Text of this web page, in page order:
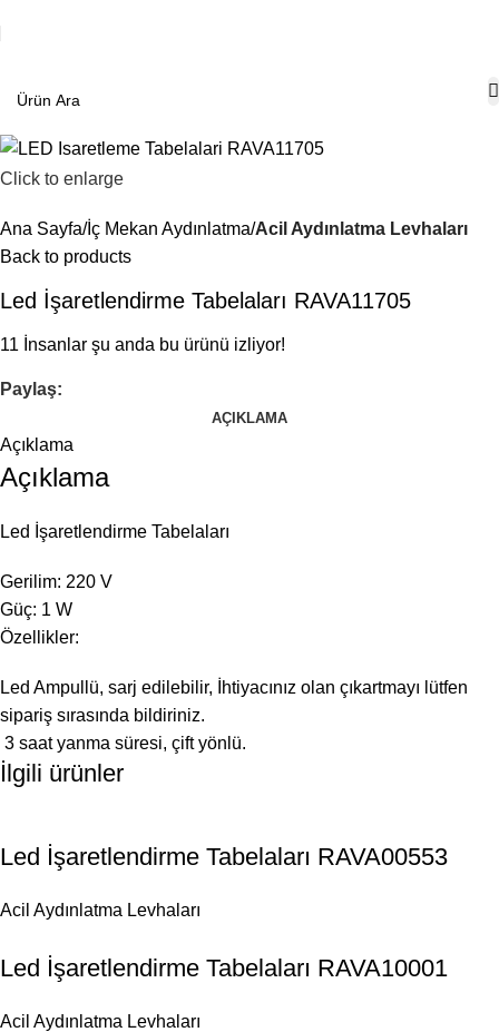
Click to enlarge
Ana Sayfa İç Mekan Aydınlatma Acil Aydınlatma Levhaları
Back to products
Led İşaretlendirme Tabelaları RAVA11705
11 İnsanlar şu anda bu ürünü izliyor!
Paylaş:
AÇIKLAMA
Açıklama
Açıklama
Led İşaretlendirme Tabelaları
Gerilim: 220 V
Güç: 1 W
Özellikler:
Led Ampullü, sarj edilebilir, İhtiyacınız olan çıkartmayı lütfen
sipariş sırasında bildiriniz.
3 saat yanma süresi, çift yönlü.
İlgili ürünler
Led İşaretlendirme Tabelaları RAVA00553
Acil Aydınlatma Levhaları
Led İşaretlendirme Tabelaları RAVA10001
Acil Aydınlatma Levhaları